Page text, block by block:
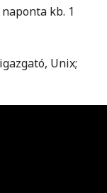
kb. 1
Unix;